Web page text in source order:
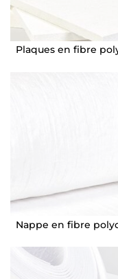
Plaques en fibre
Nappe en fibre